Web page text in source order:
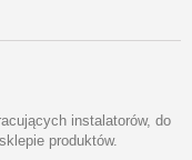
instalatorów, do
produktów.